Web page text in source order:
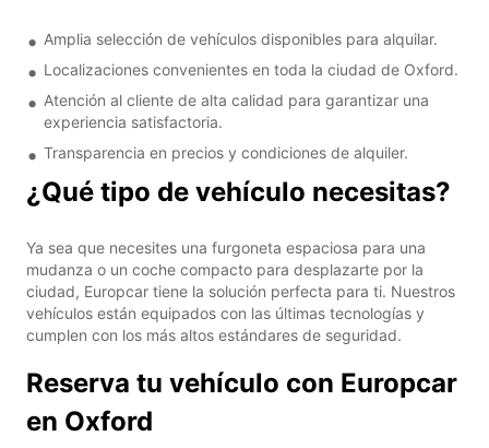
Amplia selección de vehículos disponibles para alquilar.
Localizaciones convenientes en toda la ciudad de Oxford.
Atención al cliente de alta calidad para garantizar una
experiencia satisfactoria.
Transparencia en precios y condiciones de alquiler.
¿Qué tipo de vehículo necesitas?
Ya sea que necesites una furgoneta espaciosa para una
mudanza o un coche compacto para desplazarte por la
ciudad, Europcar tiene la solución perfecta para ti. Nuestros
vehículos están equipados con las últimas tecnologías y
cumplen con los más altos estándares de seguridad.
Reserva tu vehículo con Europcar
en Oxford